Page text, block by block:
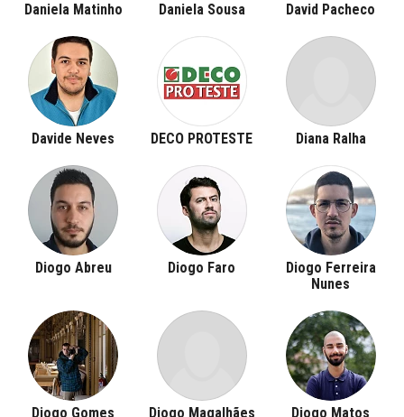
Daniela Matinho Daniela Sousa David Pacheco
Davide Neves DECO PROTESTE Diana Ralha
Diogo Abreu Diogo Faro
Diogo Ferreira
Nunes
Diogo Gomes Diogo Magalhães Diogo Matos